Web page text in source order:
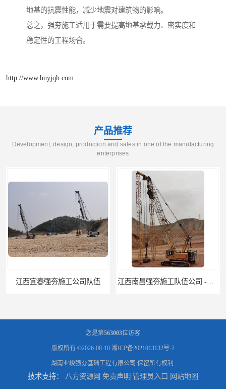
地基的抗震性能，减少地震对建筑物的影响。
总之，强夯施工适用于需要提高地基承载力、密实度和
稳定性的工程场合。
http://www.hnyjqh.com
产品推荐
Development, design, production and sales in one of the manufacturing
enterprises
江西南昌强夯施工队伍公司 -湖南业峻强夯基础工程 江西新余强夯施工队伍公司 —业峻强夯基础工程
您是第563003位访客
版权所有 ©2026-08-10 湘ICP备2021013132号-2
湖南业峻强夯基础工程有限公司 保留所有权利.
技术支持： 八方资源网 免责声明 管理员入口 网站地图